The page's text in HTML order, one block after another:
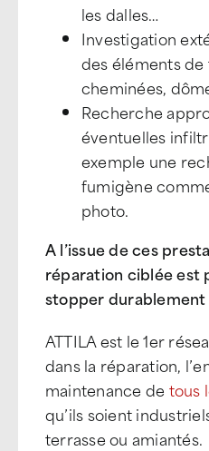
les dalles…
Investigation
des éléments
cheminées,
Recherche
éventuelles
exemple une
fumigène
photo.
A l’issue de ces
réparation ciblée est
stopper durablement
ATTILA est le 1er
dans la réparation,
maintenance de tous
qu’ils soient
terrasse ou amiantés.